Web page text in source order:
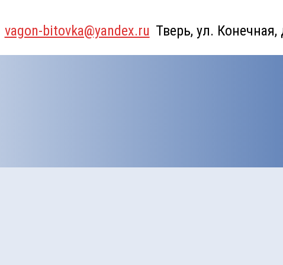
vagon-bitovka@yandex.ru Тверь, ул. Конечная,